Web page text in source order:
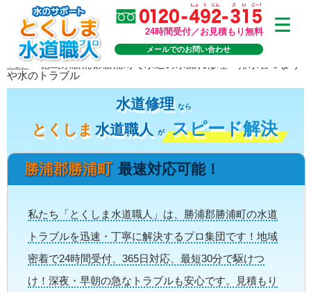
24時間受付／お見積もり無料
メールでのお問い合わせ
TOP>徳島県勝浦郡勝浦町で水道の水漏れ修理・排水管つまり
や水のトラブル
水道修理 なら
とくしま 水道職人 が スピード解決
勝浦郡勝浦町 最速対応可能！
私たち「とくしま水道職人」は、勝浦郡勝浦町の水道
トラブルを迅速・丁寧に解決するプロ集団です！地域
密着で24時間受付、365日対応、最短30分で駆けつ
け！深夜・早朝の急なトラブルも安心です。見積もり